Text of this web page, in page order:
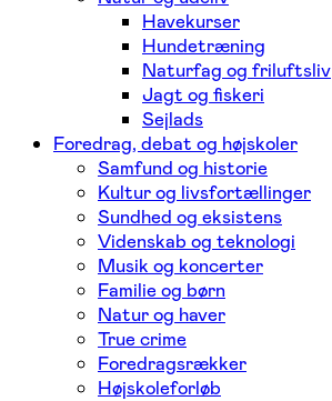
Havekurser
Hundetræning
Naturfag og friluftsliv
Jagt og fiskeri
Sejlads
Foredrag, debat og højskoler
Samfund og historie
Kultur og livsfortællinger
Sundhed og eksistens
Videnskab og teknologi
Musik og koncerter
Familie og børn
Natur og haver
True crime
Foredragsrækker
Højskoleforløb